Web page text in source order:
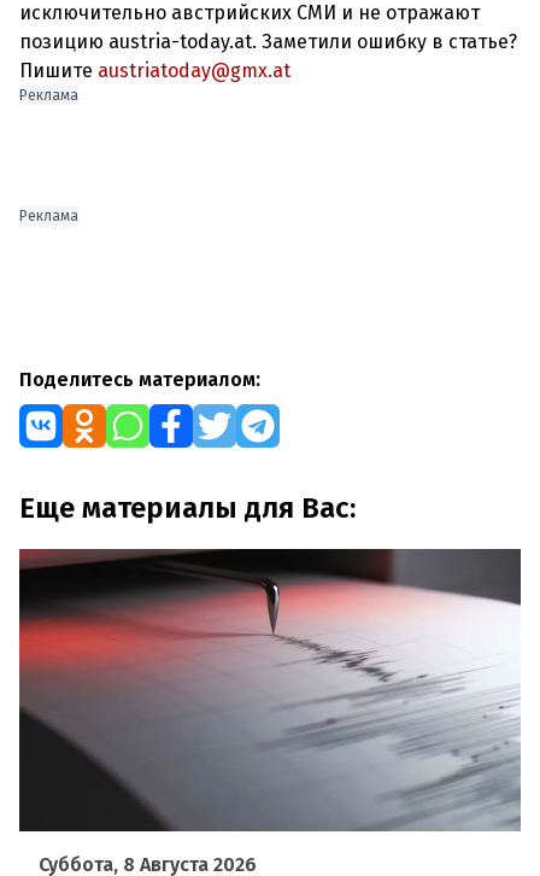
исключительно австрийских СМИ и не отражают
позицию austria-today.at. Заметили ошибку в статье?
Пишите austriatoday@gmx.at
Реклама
Реклама
Поделитесь материалом:
Еще материалы для Вас:
Суббота, 8 Августа 2026